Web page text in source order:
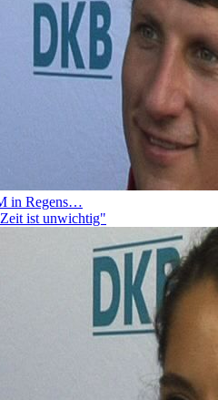
in Regens…
ist unwichtig"